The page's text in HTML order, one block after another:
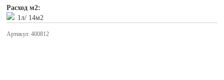
Расход м2:
1л/ 14м2
Артикул: 400812